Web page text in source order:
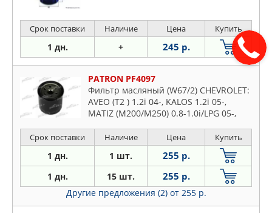
Срок поставки Наличие Цена Купить
1 дн. + 245 р.
PATRON PF4097
Фильтр масляный (W67/2) CHEVROLET:
AVEO (T2 ) 1.2i 04-, KALOS 1.2i 05-,
MATIZ (M200/M250) 0.8-1.0i/LPG 05-,
1.0-1.2i 08-
Срок поставки Наличие Цена Купить
1 дн. 1 шт. 255 р.
1 дн. 15 шт. 255 р.
Другие предложения (2) от 255 р.